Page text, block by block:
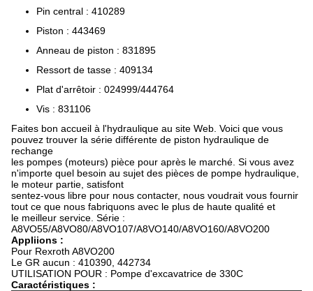
Pin central : 410289
Piston : 443469
Anneau de piston : 831895
Ressort de tasse : 409134
Plat d'arrêtoir : 024999/444764
Vis : 831106
Faites bon accueil à l'hydraulique au site Web. Voici que vous
pouvez trouver la série différente de piston hydraulique de
rechange
les pompes (moteurs) pièce pour après le marché. Si vous avez
n'importe quel besoin au sujet des pièces de pompe hydraulique,
le moteur partie, satisfont
sentez-vous libre pour nous contacter, nous voudrait vous fournir
tout ce que nous fabriquons avec le plus de haute qualité et
le meilleur service. Série :
A8VO55/A8VO80/A8VO107/A8VO140/A8VO160/A8VO200
Appliions :
Pour Rexroth A8VO200
Le GR aucun : 410390, 442734
UTILISATION POUR : Pompe d'excavatrice de 330C
Caractéristiques :